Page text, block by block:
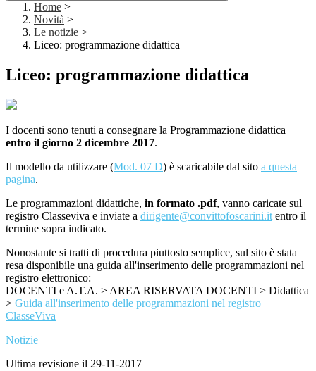
Home >
Novità >
Le notizie >
Liceo: programmazione didattica
Liceo: programmazione didattica
I docenti sono tenuti a consegnare la Programmazione didattica
entro il giorno 2 dicembre 2017.
Il modello da utilizzare (Mod. 07 D) è scaricabile dal sito a questa
pagina.
Le programmazioni didattiche, in formato .pdf, vanno caricate sul
registro Classeviva e inviate a dirigente@convittofoscarini.it entro il
termine sopra indicato.
Nonostante si tratti di procedura piuttosto semplice, sul sito è stata
resa disponibile una guida all'inserimento delle programmazioni nel
registro elettronico:
DOCENTI e A.T.A. > AREA RISERVATA DOCENTI > Didattica
> Guida all'inserimento delle programmazioni nel registro
ClasseViva
Notizie
Ultima revisione il 29-11-2017